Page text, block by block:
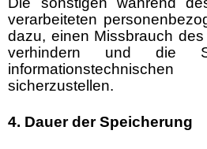
verarbeiteten
dazu, einen Missbrauch
verhindern und die
sicherzustellen.
4. Dauer der Speicherung